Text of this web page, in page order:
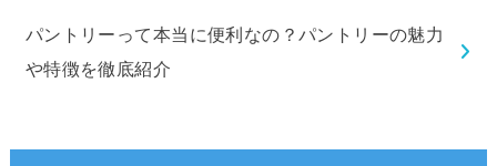
パントリーって本当に便利なの？パントリーの魅力
や特徴を徹底紹介